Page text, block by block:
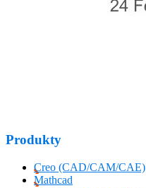
Produkty
Creo (CAD/CAM/CAE)
Mathcad